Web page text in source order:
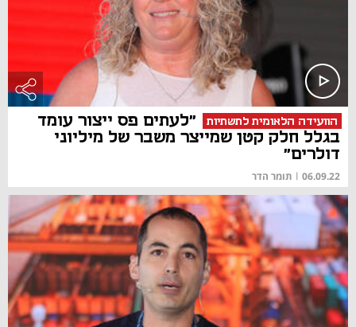
הוועידה הלאומית לתשתיות
"לעתים פס ייצור עומד
בגלל חלק קטן שמייצר משבר של מיליוני
דולרים"
06.09.22
| תומר הדר